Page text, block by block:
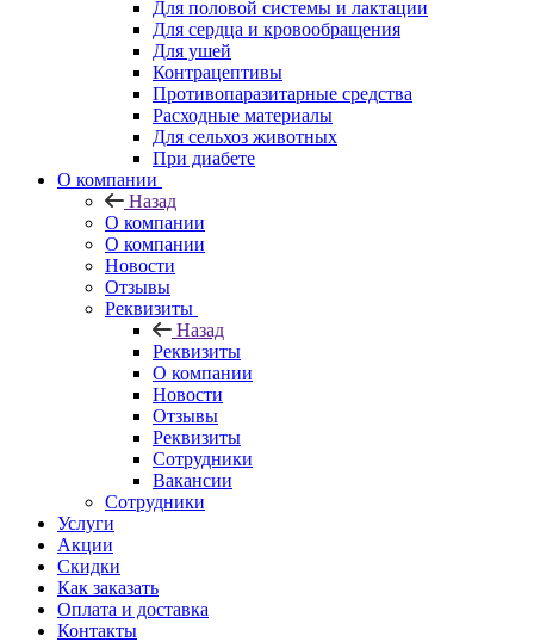
Для половой системы и лактации
Для сердца и кровообращения
Для ушей
Контрацептивы
Противопаразитарные средства
Расходные материалы
Для сельхоз животных
При диабете
О компании
Назад
О компании
О компании
Новости
Отзывы
Реквизиты
Назад
Реквизиты
О компании
Новости
Отзывы
Реквизиты
Сотрудники
Вакансии
Сотрудники
Услуги
Акции
Скидки
Как заказать
Оплата и доставка
Контакты